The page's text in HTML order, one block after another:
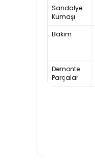
Sandalye
Kumaşı
Bakım
Demonte
Parçalar